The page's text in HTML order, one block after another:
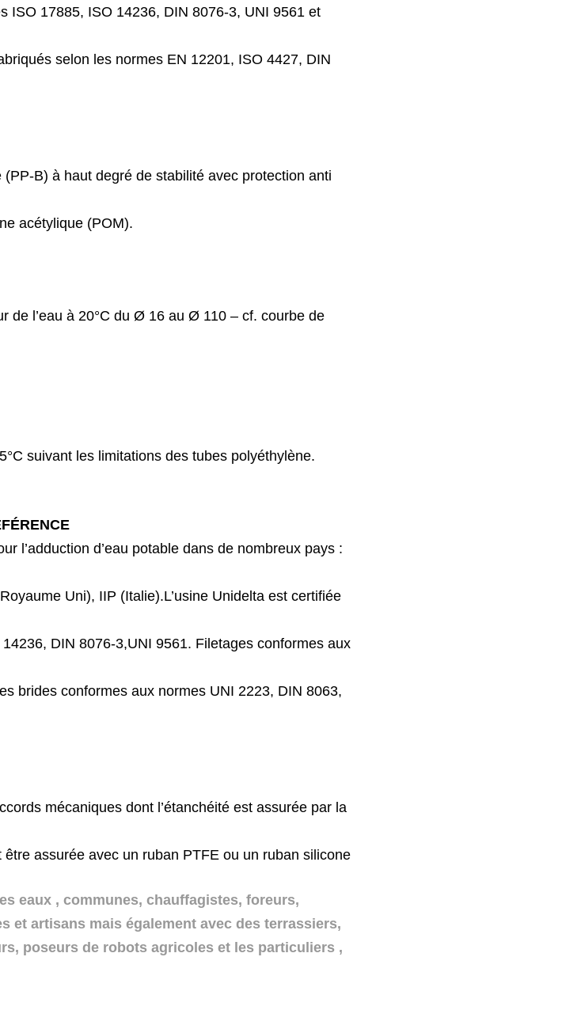
ISO 17885, ISO 14236, DIN 8076-3, UNI 9561 et
selon les normes EN 12201, ISO 4427, DIN
(PP-B) à haut degréde stabilité avec protection anti
acétylique (POM).
de l’eau à 20°C du Ø 16 au Ø 110 – cf. courbe de
suivant les limitationsdes tubes polyéthylène.
l’adductiond’eau potable dans de nombreux pays :
Uni), IIP (Italie).L’usine Unidelta est certifiée
DIN 8076-3,UNI 9561. Filetages conformes aux
brides conformes aux normes UNI 2223, DIN 8063,
mécaniques dont l’étanchéité est assurée par la
être assurée avec un ruban PTFE ou un ruban silicone
eaux , communes, chauffagistes, foreurs,
et artisans mais également avec des terrassiers,
poseurs de robots agricoles et les particuliers ,